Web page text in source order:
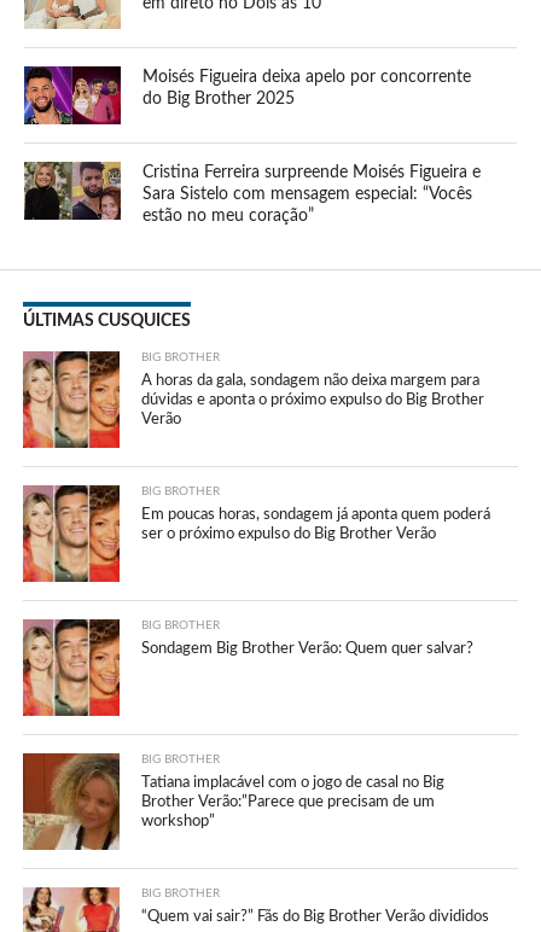
Moisés Figueira deixa apelo por concorrente
do Big Brother 2025
Cristina Ferreira surpreende Moisés Figueira e
Sara Sistelo com mensagem especial: “Vocês
estão no meu coração”
ÚLTIMAS CUSQUICES
BIG BROTHER
A horas da gala, sondagem não deixa margem para
dúvidas e aponta o próximo expulso do Big Brother
Verão
BIG BROTHER
Em poucas horas, sondagem já aponta quem poderá
ser o próximo expulso do Big Brother Verão
BIG BROTHER
Sondagem Big Brother Verão: Quem quer salvar?
BIG BROTHER
Tatiana implacável com o jogo de casal no Big
Brother Verão:”Parece que precisam de um
workshop”
BIG BROTHER
“Quem vai sair?” Fãs do Big Brother Verão divididos